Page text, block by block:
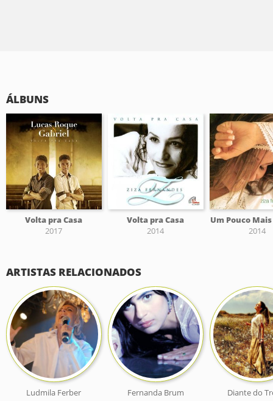
ÁLBUNS
Volta pra Casa
2017
Volta pra Casa
2014
Um Pouco
2014
ARTISTAS RELACIONADOS
Ludmila Ferber Fernanda Brum Diante do